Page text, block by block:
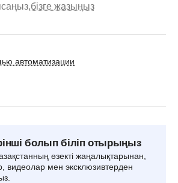
бізге жазыңыз
автоматизации
болып біліп отырыңыз
өзекті жаңалықтарынан,
видеолар мен эксклюзивтерден